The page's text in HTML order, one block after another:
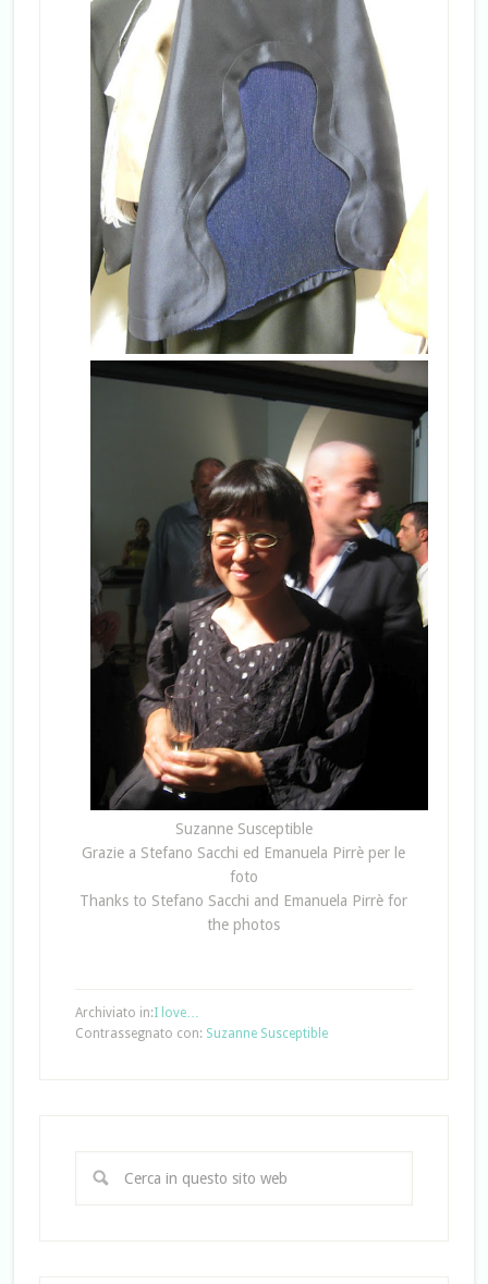
Suzanne Susceptible
Grazie a Stefano Sacchi ed Emanuela Pirrè per le
foto
Thanks to Stefano Sacchi and Emanuela Pirrè for
the photos
Archiviato in:I love…
Contrassegnato con: Suzanne Susceptible